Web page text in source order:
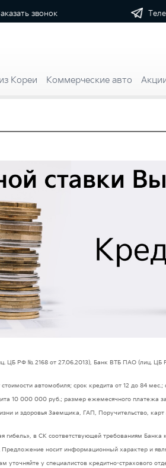
звонок
Кореи Коммерческие авто
РФ № 2168 от 27.06.2013), Банк ВТБ ПАО (лиц. ЦБ
автомобиля; срок кредита от 12 до 84 мес.;
10 000 000 руб.; размер ежемесячного платежа
и здоровья Заемщика, ГАП, Поручительство,
в СК соответствующей требованиям
носит информационный характер и
уточняйте у специалистов кредитно-